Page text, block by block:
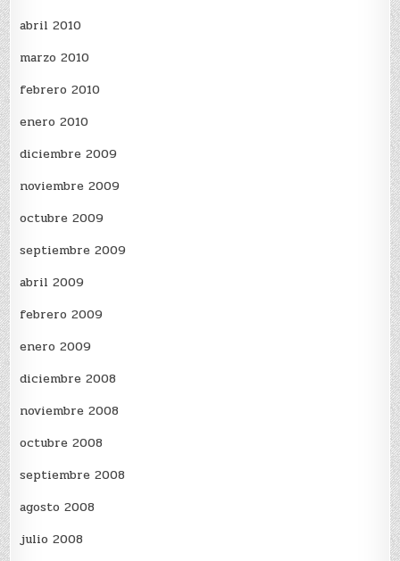
abril 2010
marzo 2010
febrero 2010
enero 2010
diciembre 2009
noviembre 2009
octubre 2009
septiembre 2009
abril 2009
febrero 2009
enero 2009
diciembre 2008
noviembre 2008
octubre 2008
septiembre 2008
agosto 2008
julio 2008